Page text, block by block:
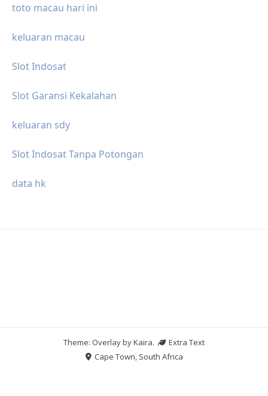
toto macau hari ini
keluaran macau
Slot Indosat
Slot Garansi Kekalahan
keluaran sdy
Slot Indosat Tanpa Potongan
data hk
Theme: Overlay byKaira.
Extra Text
Cape Town, South Africa